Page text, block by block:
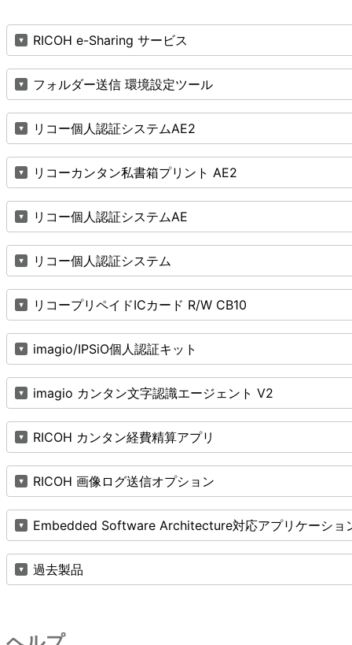
RICOH e-Sharing サービス
フォルダー送信 環境設定ツール
リコー個人認証システムAE2
リコーカンタン私書箱プリント AE2
リコー個人認証システムAE
リコー個人認証システム
リコープリペイドICカード R/W CB10
imagio/IPSiO個人認証キット
imagio カンタン文字認識エージェント V2
RICOH カンタン経費精算アプリ
RICOH 画像ログ送信オプション
Embedded Software Architecture対応アプリケーショ
過去製品